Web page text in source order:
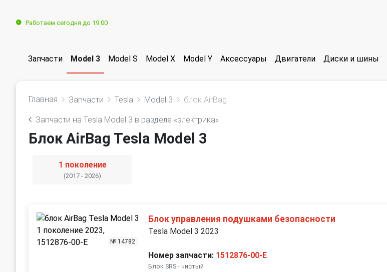
Работаем сегодня до 19:00
Запчасти Model 3 Model S Model X Model Y Аксессуары Двигатели Диски и шины
Главная Запчасти Tesla Model 3 блок AirBag
Запчасти на Tesla Model 3 в разделе «электрика»
Блок AirBag Tesla Model 3
1 поколение
(2017 - 2026)
№ 14782
Блок управления подушками безопасности
Tesla Model 3 2023
Номер запчасти: 1512876-00-E
Блок SRS - чистый